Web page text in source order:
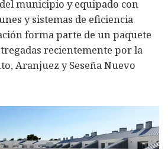
municipio y equipado con
y sistemas de eficiencia
forma parte de un paquete
recientemente por la
Aranjuez y Seseña Nuevo